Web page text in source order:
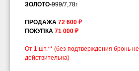
ЗОЛОТО-999/7,78г
ПРОДАЖА 72 600 ₽
ПОКУПКА 71 000 ₽
От 1 шт.** (без подтверждения бронь не
действительна)